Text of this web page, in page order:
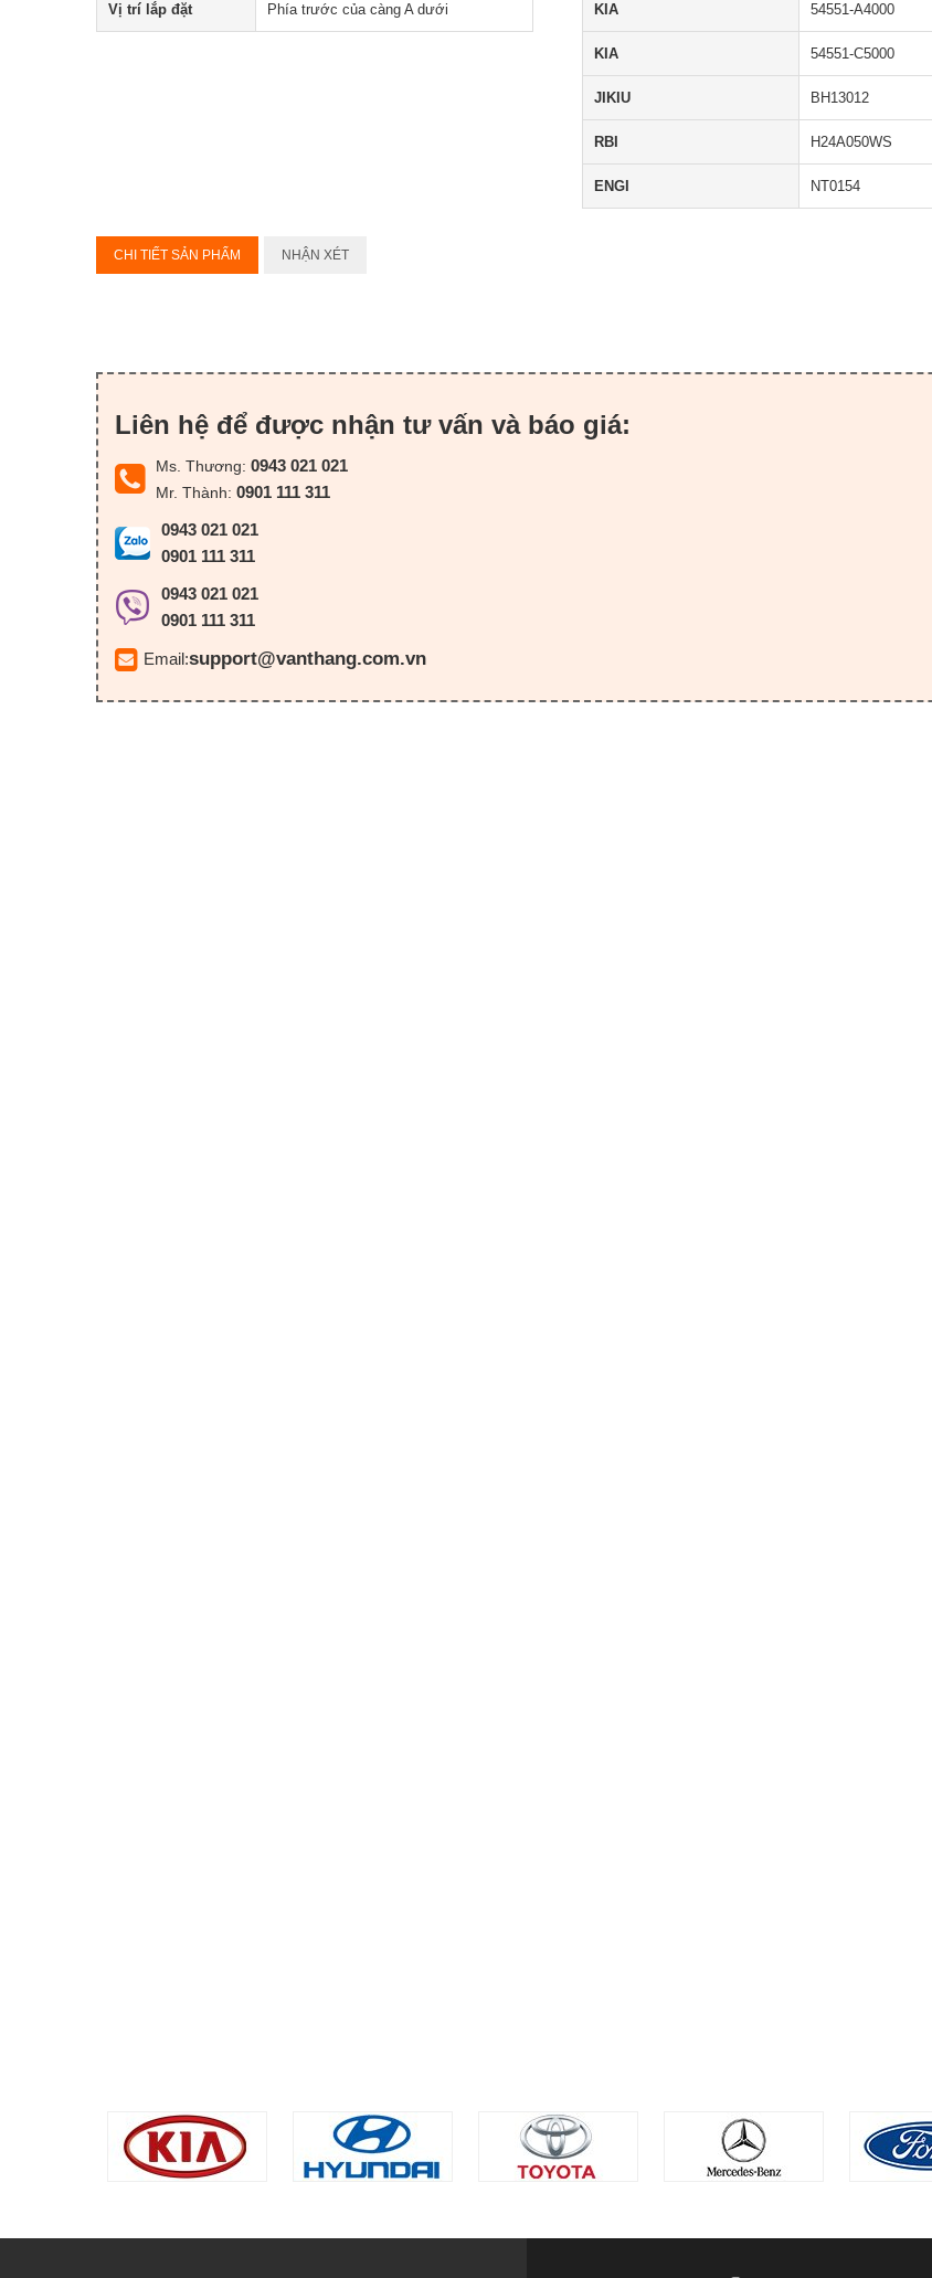
Vị trí lắp đặt Phía trước của càng A dưới KIA 54551-A4000
KIA 54551-C5000
JIKIU BH13012
RBI H24A050WS
ENGI NT0154
CHI TIẾT SẢN PHẨM NHẬN XÉT
Liên hệ để được nhận tư vấn và báo giá:
Ms. Thương: 0943 021 021
Mr. Thành: 0901 111 311
0943 021 021
0901 111 311
0943 021 021
0901 111 311
Email:support@vanthang.com.vn